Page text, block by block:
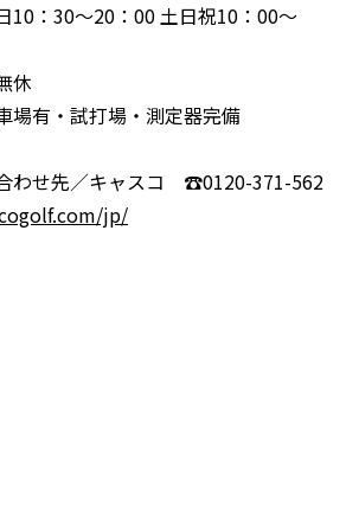
10：30〜20：00 土日祝10：00〜
休
場有・試打場・測定器完備
わせ先／キャスコ ☎︎0120-371-562
jp/